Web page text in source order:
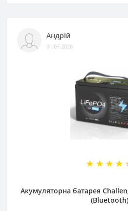
Андрій
01.07.2026
Акумуляторна батарея
(Bluetooth)